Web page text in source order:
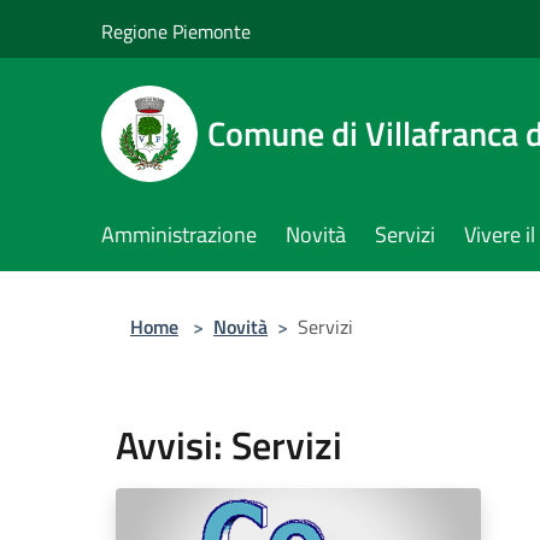
Regione Piemonte
Comune di Villafranca
Amministrazione Novità Servizi Vivere
Home > Novità > Servizi
Avvisi: Servizi